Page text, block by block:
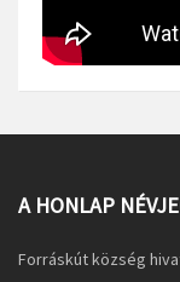
A HONLAP
Forráskút község